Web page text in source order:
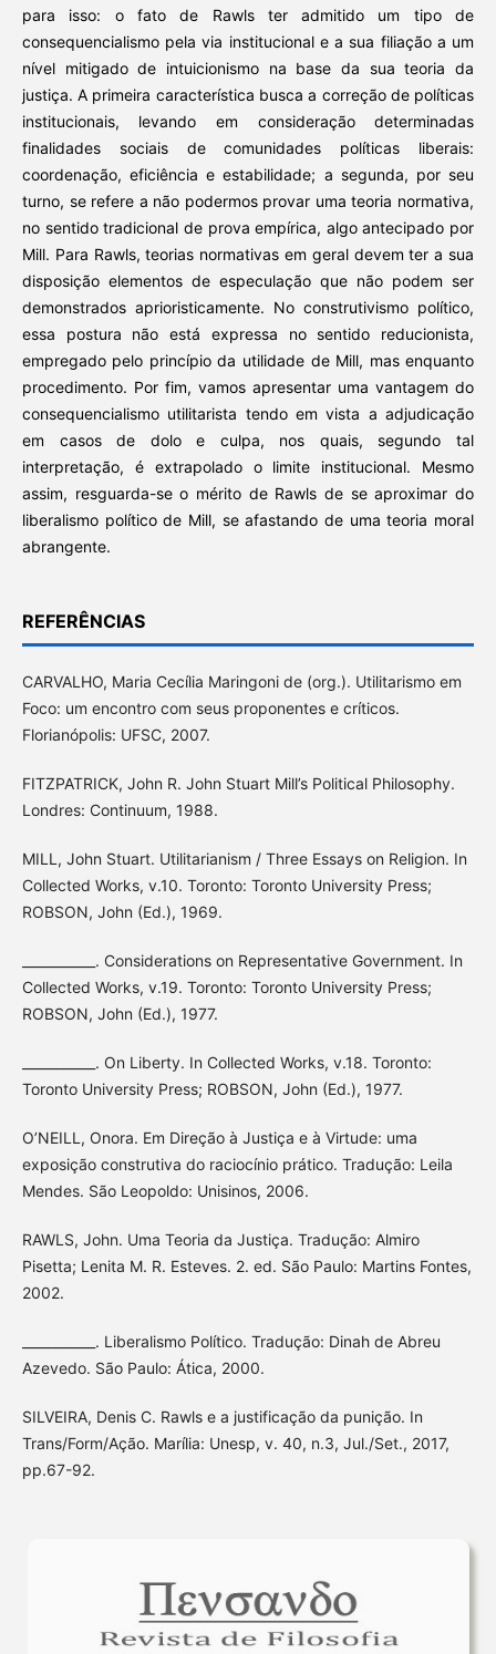
para isso: o fato de Rawls ter admitido um tipo de
consequencialismo pela via institucional e a sua filiação a um
nível mitigado de intuicionismo na base da sua teoria da
justiça. A primeira característica busca a correção de políticas
institucionais, levando em consideração determinadas
finalidades sociais de comunidades políticas liberais:
coordenação, eficiência e estabilidade; a segunda, por seu
turno, se refere a não podermos provar uma teoria normativa,
no sentido tradicional de prova empírica, algo antecipado por
Mill. Para Rawls, teorias normativas em geral devem ter a sua
disposição elementos de especulação que não podem ser
demonstrados aprioristicamente. No construtivismo político,
essa postura não está expressa no sentido reducionista,
empregado pelo princípio da utilidade de Mill, mas enquanto
procedimento. Por fim, vamos apresentar uma vantagem do
consequencialismo utilitarista tendo em vista a adjudicação
em casos de dolo e culpa, nos quais, segundo tal
interpretação, é extrapolado o limite institucional. Mesmo
assim, resguarda-se o mérito de Rawls de se aproximar do
liberalismo político de Mill, se afastando de uma teoria moral
abrangente.
REFERÊNCIAS
CARVALHO, Maria Cecília Maringoni de (org.). Utilitarismo em
Foco: um encontro com seus proponentes e críticos.
Florianópolis: UFSC, 2007.
FITZPATRICK, John R. John Stuart Mill’s Political Philosophy.
Londres: Continuum, 1988.
MILL, John Stuart. Utilitarianism / Three Essays on Religion. In
Collected Works, v.10. Toronto: Toronto University Press;
ROBSON, John (Ed.), 1969.
___________. Considerations on Representative Government. In
Collected Works, v.19. Toronto: Toronto University Press;
ROBSON, John (Ed.), 1977.
___________. On Liberty. In Collected Works, v.18. Toronto:
Toronto University Press; ROBSON, John (Ed.), 1977.
O’NEILL, Onora. Em Direção à Justiça e à Virtude: uma
exposição construtiva do raciocínio prático. Tradução: Leila
Mendes. São Leopoldo: Unisinos, 2006.
RAWLS, John. Uma Teoria da Justiça. Tradução: Almiro
Pisetta; Lenita M. R. Esteves. 2. ed. São Paulo: Martins Fontes,
2002.
___________. Liberalismo Político. Tradução: Dinah de Abreu
Azevedo. São Paulo: Ática, 2000.
SILVEIRA, Denis C. Rawls e a justificação da punição. In
Trans/Form/Ação. Marília: Unesp, v. 40, n.3, Jul./Set., 2017,
pp.67-92.